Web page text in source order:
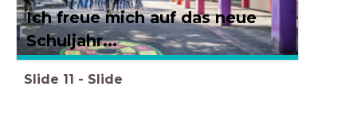
Ich freue mich auf das neue
Schuljahr...
Slide 11 - Slide